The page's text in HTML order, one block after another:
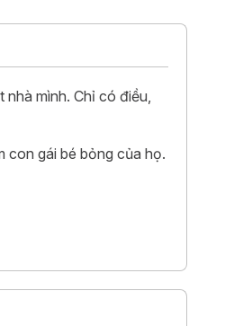
nhà mình. Chỉ có điều,
con gái bé bỏng của họ.
đã thực hiện một